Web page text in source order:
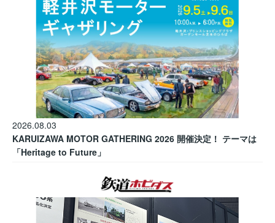
2026.08.03
KARUIZAWA MOTOR GATHERING 2026 開催決定！ テーマは
「Heritage to Future」